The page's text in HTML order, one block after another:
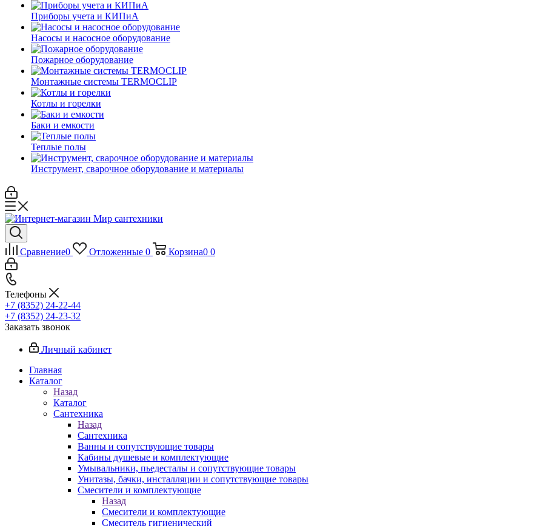
Приборы учета и КИПиА
Насосы и насосное оборудование
Пожарное оборудование
Монтажные системы TERMOCLIP
Котлы и горелки
Баки и емкости
Теплые полы
Инструмент, сварочное оборудование и материалы
Сравнение0 Отложенные 0 Корзина0 0
Телефоны
+7 (8352) 24-22-44
+7 (8352) 24-23-32
Заказать звонок
Личный кабинет
Главная
Каталог
Назад
Каталог
Сантехника
Назад
Сантехника
Ванны и сопутствующие товары
Кабины душевые и комплектующие
Умывальники, пьедесталы и сопутствующие товары
Унитазы, бачки, инсталляции и сопутствующие товары
Смесители и комплектующие
Назад
Смесители и комплектующие
Смеситель гигиенический